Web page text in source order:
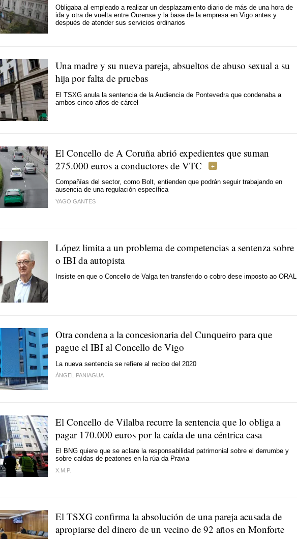
Obligaba al empleado a realizar un desplazamiento diario de más de una hora de
ida y otra de vuelta entre Ourense y la base de la empresa en Vigo antes y
después de atender sus servicios ordinarios
Una madre y su nueva pareja, absueltos de abuso sexual a su
hija por falta de pruebas
El TSXG anula la sentencia de la Audiencia de Pontevedra que condenaba a
ambos cinco años de cárcel
El Concello de A Coruña abrió expedientes que suman
275.000 euros a conductores de VTC
Compañías del sector, como Bolt, entienden que podrán seguir trabajando en
ausencia de una regulación específica
YAGO GANTES
López limita a un problema de competencias a sentenza sobre
o IBI da autopista
Insiste en que o Concello de Valga ten transferido o cobro dese imposto ao ORAL
Otra condena a la concesionaria del Cunqueiro para que
pague el IBI al Concello de Vigo
La nueva sentencia se refiere al recibo del 2020
ÁNGEL PANIAGUA
El Concello de Vilalba recurre la sentencia que lo obliga a
pagar 170.000 euros por la caída de una céntrica casa
El BNG quiere que se aclare la responsabilidad patrimonial sobre el derrumbe y
sobre caídas de peatones en la rúa da Pravia
X.M.P.
El TSXG confirma la absolución de una pareja acusada de
apropiarse del dinero de un vecino de 92 años en Monforte